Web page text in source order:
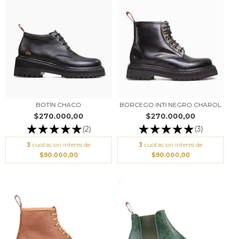
BOTÍN CHACO
$270.000,00
(2)
3 cuotas sin interés de
$90.000,00
BORCEGO INTI NEGRO CHAROL
$270.000,00
(3)
3 cuotas sin interés de
$90.000,00